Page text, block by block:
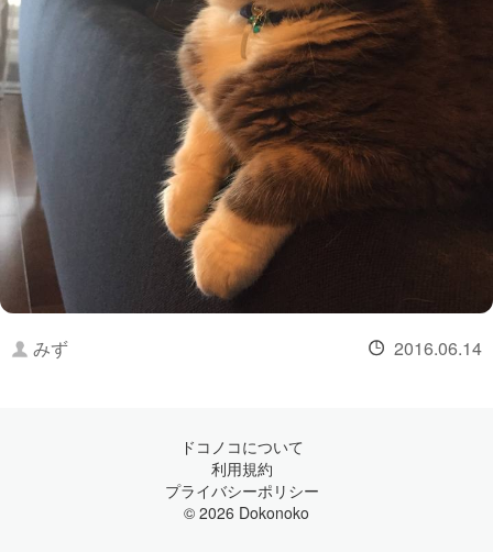
みず 2016.06.14
ドコノコについて
利用規約
プライバシーポリシー
© 2026 Dokonoko